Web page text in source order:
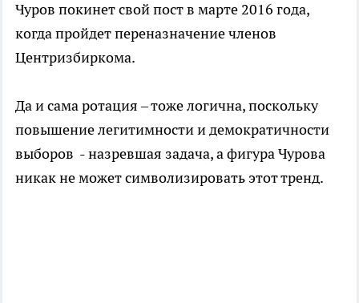
Чуров покинет свой пост в марте 2016 года,
когда пройдет переназначение членов
Центризбиркома.
Да и сама ротация – тоже логична, поскольку
повышение легитимности и демократичности
выборов - назревшая задача, а фигура Чурова
никак не может символизировать этот тренд.